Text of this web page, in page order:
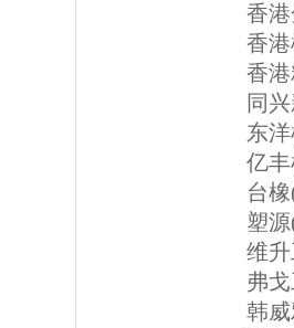
香
香
香
同
东
亿
台
塑
维
弗
韩